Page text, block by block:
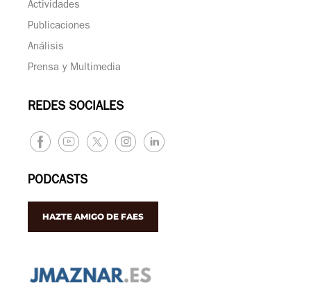
Actividades
Publicaciones
Análisis
Prensa y Multimedia
REDES SOCIALES
PODCASTS
HAZTE AMIGO DE FAES